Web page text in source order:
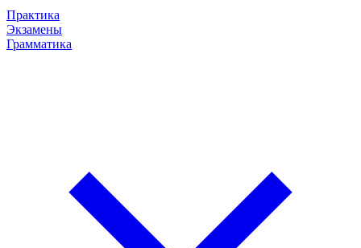
Практика
Экзамены
Грамматика